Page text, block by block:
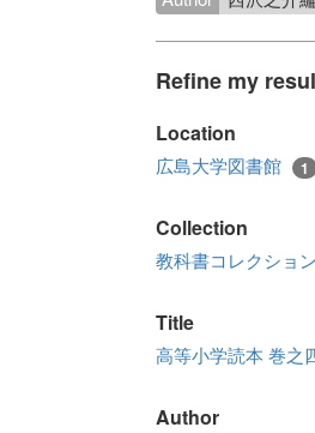
Refine my
Location
広島大学図書館 1
Collection
教科書コレクション
Title
高等小学読本 巻之
Author